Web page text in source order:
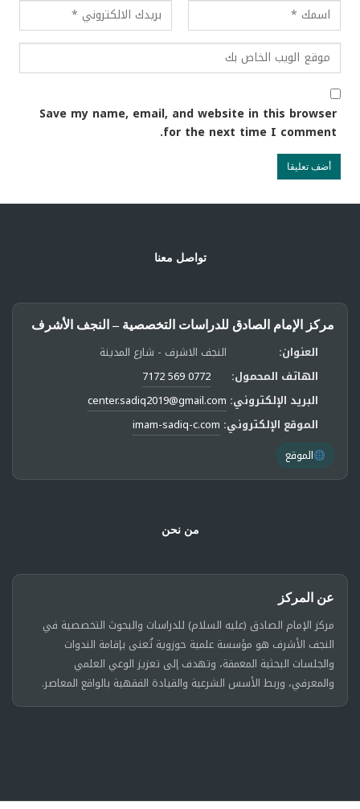
Save my name, email, and website in this browser
for the next time I comment.
تواصل معنا
مركز الإمام الصادق للدراسات التخصصية – النجف الأشرف
العنوان:
النجف الاشرف - شارع المدينة
الهاتف المحمول:
0772 569 7172
البريد الإلكتروني: center.sadiq2019@gmail.com
الموقع الإلكتروني: imam-sadiq-c.com
الموقع
من نحن
عن المركز
مركز الإمام الصادق (عليه السلام) للدراسات والبحوث التخصصية في
النجف الأشرف هو مؤسسة علمية حوزوية تُعنى بإقامة الندوات
والجلسات البحثية المعمقة، وتهدف إلى تعزيز الوعي العلمي
والمعرفي، وربط الأسس الشرعية والقيادة الفقهية بالواقع المعاصر.